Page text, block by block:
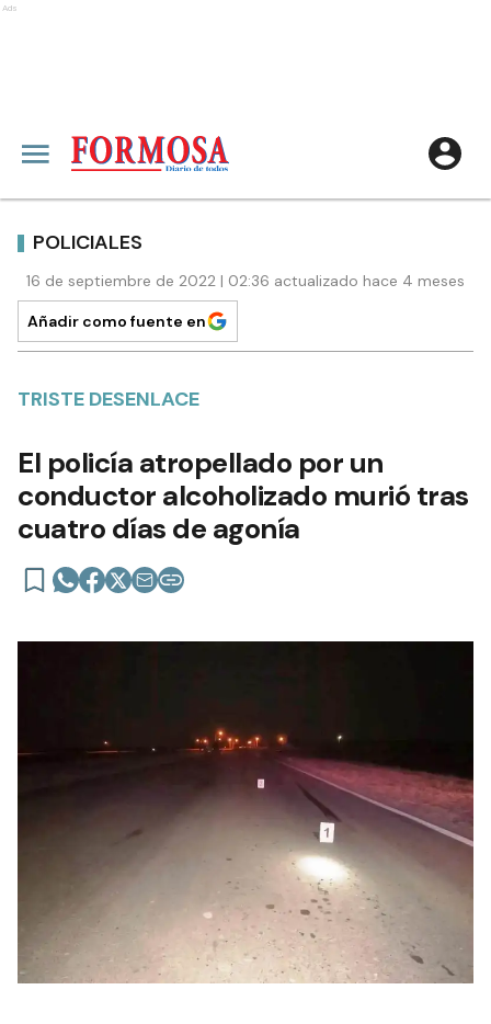
Ads
POLICIALES
16 de septiembre de 2022 | 02:36 actualizado hace 4 meses
Añadir como fuente en
TRISTE DESENLACE
El policía atropellado por un
conductor alcoholizado murió tras
cuatro días de agonía